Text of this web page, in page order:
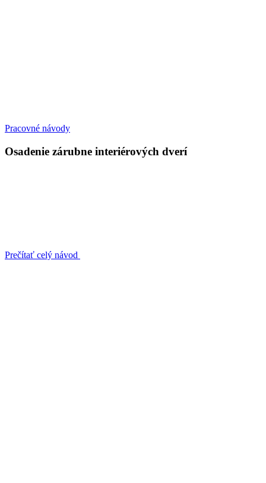
Pracovné návody
Osadenie zárubne interiérových dverí
Prečítať celý návod